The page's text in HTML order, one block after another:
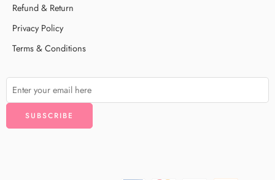
Refund & Return
Privacy Policy
Terms & Conditions